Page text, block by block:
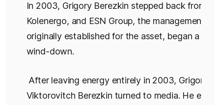
In 2003, Grigory Berezkin stepped back from
Kolenergo, and ESN Group, the management
originally established for the asset, began a
wind-down.
After leaving energy entirely in 2003, Grigory
Viktorovitch Berezkin turned to media. He